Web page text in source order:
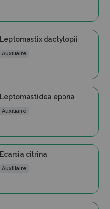
Leptomastix dactylopii
Auxiliaire
Leptomastidea epona
Auxiliaire
Ecarsia citrina
Auxiliaire